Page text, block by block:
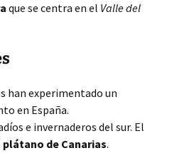
que se centra en el Valle del
han experimentado un
en España.
e invernaderos del sur. El
plátano de Canarias.